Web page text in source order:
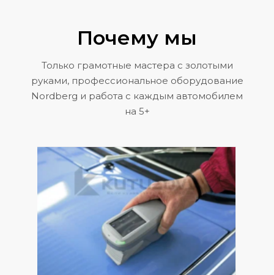
Почему мы
Только грамотные мастера с золотыми
руками, профессиональное оборудование
Nordberg и работа с каждым автомобилем
на 5+